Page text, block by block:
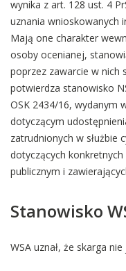
wynika z art. 128 ust. 4
uznania wnioskowanych
Mają one charakter
osoby ocenianej,
poprzez zawarcie w nich
potwierdza stanowisko
OSK 2434/16, wydanym
dotyczącym
zatrudnionych w służbie
dotyczących
publicznym i
Stanowisko
WSA uznał, że skarga